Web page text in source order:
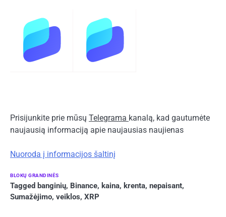
Prisijunkite prie mūsų Telegrama kanalą, kad gautumėte
naujausią informaciją apie naujausias naujienas
Nuoroda į informacijos šaltinį
BLOKŲ GRANDINĖS
Tagged banginių, Binance, kaina, krenta, nepaisant,
Sumažėjimo, veiklos, XRP